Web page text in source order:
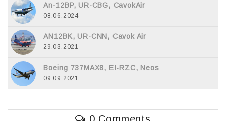
An-12BP, UR-CBG, CavokAir
08.06.2024
AN12BK, UR-CNN, Cavok Air
29.03.2021
Boeing 737MAX8, EI-RZC, Neos
09.09.2021